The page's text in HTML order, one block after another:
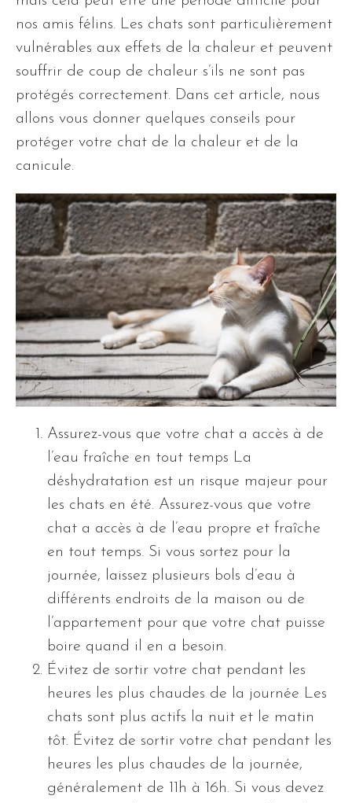
nos amis félins. Les chats sont particulièrement
vulnérables aux effets de la chaleur et peuvent
souffrir de coup de chaleur s’ils ne sont pas
protégés correctement. Dans cet article, nous
allons vous donner quelques conseils pour
protéger votre chat de la chaleur et de la
canicule.
Assurez-vous que votre chat a accès à de
l’eau fraîche en tout temps La
déshydratation est un risque majeur pour
les chats en été. Assurez-vous que votre
chat a accès à de l’eau propre et fraîche
en tout temps. Si vous sortez pour la
journée, laissez plusieurs bols d’eau à
différents endroits de la maison ou de
l’appartement pour que votre chat puisse
boire quand il en a besoin.
Évitez de sortir votre chat pendant les
heures les plus chaudes de la journée Les
chats sont plus actifs la nuit et le matin
tôt. Évitez de sortir votre chat pendant les
heures les plus chaudes de la journée,
généralement de 11h à 16h. Si vous devez